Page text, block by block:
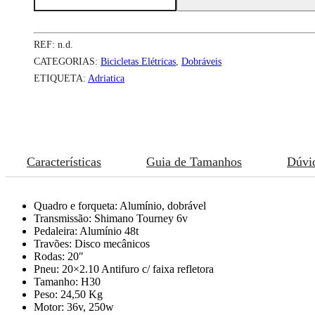
E-
Step
REF: n.d.
CATEGORIAS: Bicicletas Elétricas, Dobráveis
ETIQUETA: Adriatica
Características Guia de Tamanhos
Quadro e forqueta: Alumínio, dobrável
Transmissão: Shimano Tourney 6v
Pedaleira: Alumínio 48t
Travões: Disco mecânicos
Rodas: 20″
Pneu: 20×2.10 Antifuro c/ faixa refletora
Tamanho: H30
Peso: 24,50 Kg
Motor: 36v, 250w